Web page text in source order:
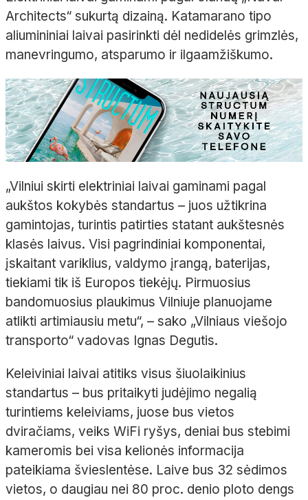
Architects“ sukurtą dizainą. Katamarano tipo
aliumininiai laivai pasirinkti dėl nedidelės grimzlės,
manevringumo, atsparumo ir ilgaamžiškumo.
„Vilniui skirti elektriniai laivai gaminami pagal
aukštos kokybės standartus – juos užtikrina
gamintojas, turintis patirties statant aukštesnės
klasės laivus. Visi pagrindiniai komponentai,
įskaitant variklius, valdymo įrangą, baterijas,
tiekiami tik iš Europos tiekėjų. Pirmuosius
bandomuosius plaukimus Vilniuje planuojame
atlikti artimiausiu metu“, – sako „Vilniaus viešojo
transporto“ vadovas Ignas Degutis.
Keleiviniai laivai atitiks visus šiuolaikinius
standartus – bus pritaikyti judėjimo negalią
turintiems keleiviams, juose bus vietos
dviračiams, veiks WiFi ryšys, deniai bus stebimi
kameromis bei visa kelionės informacija
pateikiama švieslentėse. Laive bus 32 sėdimos
vietos, o daugiau nei 80 proc. denio ploto dengs